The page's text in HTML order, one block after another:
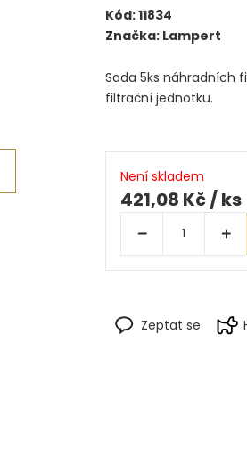
Kód:11834
Značka: Lampert
Sada 5ks náhradních
filtrační jednotku.
Zeptat se
Není skladem
421,08 Kč/ ks